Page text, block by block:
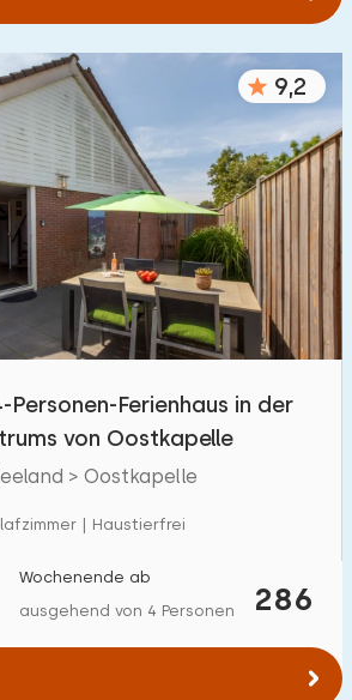
9,2
Personen-Ferienhaus in der
von Oostkapelle
> Oostkapelle
| Haustierfrei
286
Wochenende ab
ausgehend von 4 Personen